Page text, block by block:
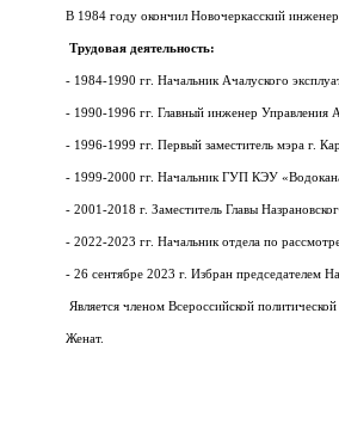
В 1984 году окончил Новочеркасский
Трудовая деятельность:
- 1984-1990 гг. Начальник Ачалуского
- 1990-1996 гг. Главный инженер
- 1996-1999 гг. Первый заместитель мэра г.
- 1999-2000 гг. Начальник ГУП КЭУ
- 2001-2018 г. Заместитель Главы
- 2022-2023 гг. Начальник отдела по
- 26 сентябре 2023 г. Избран председателем
Является членом Всероссийской
Женат.